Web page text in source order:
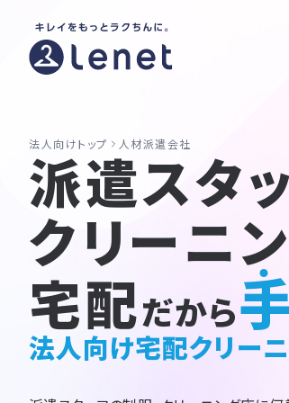
法人向けトップ 人材派遣会社
派遣スタ
クリーニ
宅配だから
法人向け宅配クリー